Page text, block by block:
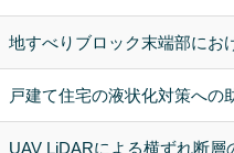
地すべりブロック末端部にお
戸建て住宅の液状化対策への
UAV LiDARによる横ずれ断層